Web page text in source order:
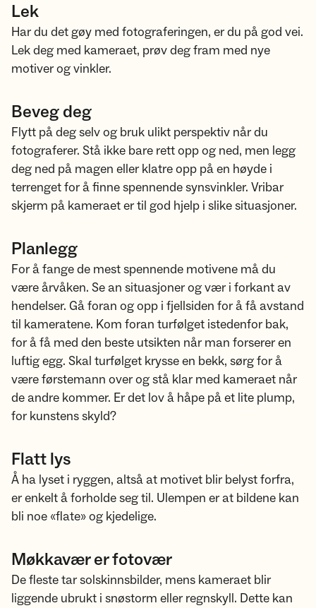
Lek
Har du det gøy med fotograferingen, er du på god vei.
Lek deg med kameraet, prøv deg fram med nye
motiver og vinkler.
Beveg deg
Flytt på deg selv og bruk ulikt perspektiv når du
fotograferer. Stå ikke bare rett opp og ned, men legg
deg ned på magen eller klatre opp på en høyde i
terrenget for å finne spennende synsvinkler. Vribar
skjerm på kameraet er til god hjelp i slike situasjoner.
Planlegg
For å fange de mest spennende motivene må du
være årvåken. Se an situasjoner og vær i forkant av
hendelser. Gå foran og opp i fjellsiden for å få avstand
til kameratene. Kom foran turfølget istedenfor bak,
for å få med den beste utsikten når man forserer en
luftig egg. Skal turfølget krysse en bekk, sørg for å
være førstemann over og stå klar med kameraet når
de andre kommer. Er det lov å håpe på et lite plump,
for kunstens skyld?
Flatt lys
Å ha lyset i ryggen, altså at motivet blir belyst forfra,
er enkelt å forholde seg til. Ulempen er at bildene kan
bli noe «flate» og kjedelige.
Møkkavær er fotovær
De fleste tar solskinnsbilder, mens kameraet blir
liggende ubrukt i snøstorm eller regnskyll. Dette kan